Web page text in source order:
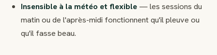
Insensible à la météo et flexible— les sessions du
matin ou de l'après-midi fonctionnent qu'il pleuve ou
qu'il fasse beau.